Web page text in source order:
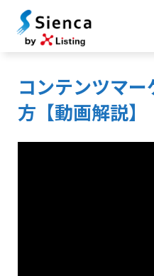
コンテンツマ
方【動画解説】